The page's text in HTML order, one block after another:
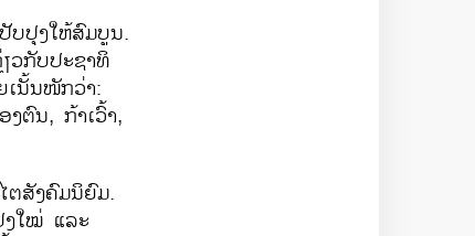
ບປຸງ​ໃຫ້​ສົມບູນ.
ວ​ກັບ​ປະຊາທິ
ນັ້ນ​ໜັກ​ວ່າ:
ຕົນ, ກ້າ​ເວົ້າ,
ຕສັງຄົມ​ນິຍົມ.
ງ​ໃໝ່ ​ແລະ